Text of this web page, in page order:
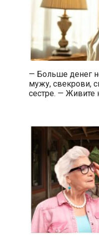
— Больше денег
мужу, свекрови,
сестре. — Живите